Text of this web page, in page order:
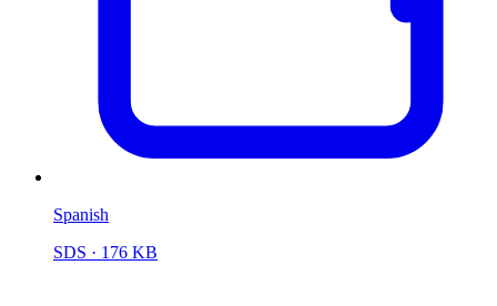
Spanish
SDS · 176 KB